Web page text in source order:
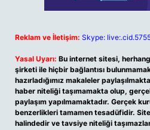
Reklam ve İletişim: Skype:
Yasal Uyarı: Bu internet sitesi,
şirketi ile hiçbir bağlantısı
hazırladığımız makaleler
haber niteliği taşımamakta olup,
paylaşım yapılmamaktadır. Gerçek
benzerlikleri tamamen tesadüfidir.
halindedir ve tavsiye niteliği